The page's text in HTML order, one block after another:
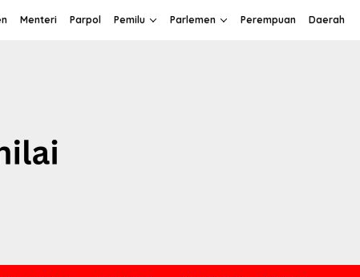
Menteri Parpol Pemilu Parlemen Perempuan Daerah